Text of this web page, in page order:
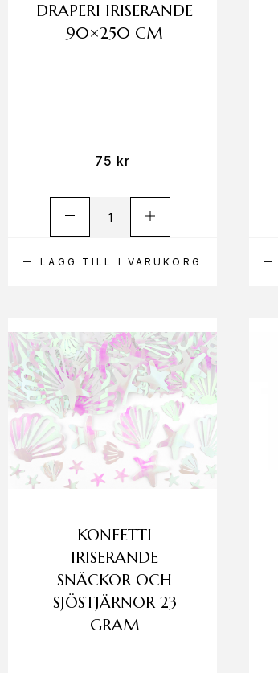
LÄGG TILL I VARUKORG
DRAPERI IRISERANDE
90×250 CM
75 kr
KONFETTI
IRISERANDE
SNÄCKOR OCH
SJÖSTJÄRNOR 23
GRAM